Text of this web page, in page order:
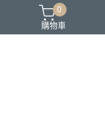
0
購物車